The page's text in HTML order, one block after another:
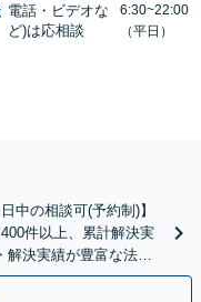
電話・ビデオな
ど)は応相談
6:30~22:00
（平日）
中の相談可(予約制)】
件以上、累計解決実
解決実績が豊富な法律